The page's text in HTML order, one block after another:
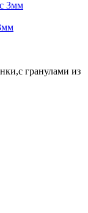
гранулами из